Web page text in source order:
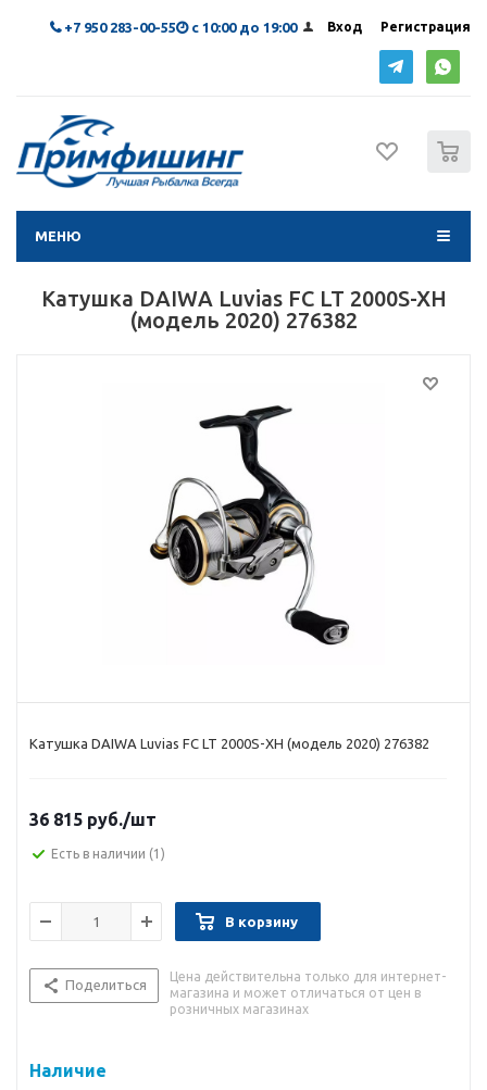
Вход Регистрация
+7 950 283-00-55 с 10:00 до 19:00
МЕНЮ
Катушка DAIWA Luvias FC LT 2000S-XH
(модель 2020) 276382
Катушка DAIWA Luvias FC LT 2000S-XH (модель 2020) 276382
36 815 руб./шт
Есть в наличии (1)
В корзину
Поделиться
Цена действительна только для интернет-
магазина и может отличаться от цен в
розничных магазинах
Наличие